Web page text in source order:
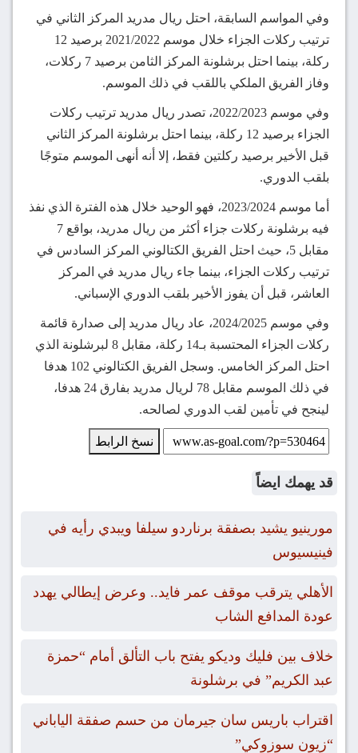
وفي المواسم السابقة، احتل ريال مدريد المركز الثاني في
ترتيب ركلات الجزاء خلال موسم 2021/2022 برصيد 12
ركلة، بينما احتل برشلونة المركز الثامن برصيد 7 ركلات،
وفاز الفريق الملكي باللقب في ذلك الموسم.
وفي موسم 2022/2023، تصدر ريال مدريد ترتيب ركلات
الجزاء برصيد 12 ركلة، بينما احتل برشلونة المركز الثاني
قبل الأخير برصيد ركلتين فقط، إلا أنه أنهى الموسم متوجًا
بلقب الدوري.
أما موسم 2023/2024، فهو الوحيد خلال هذه الفترة الذي نفذ
فيه برشلونة ركلات جزاء أكثر من ريال مدريد، بواقع 7
مقابل 5، حيث احتل الفريق الكتالوني المركز السادس في
ترتيب ركلات الجزاء، بينما جاء ريال مدريد في المركز
العاشر، قبل أن يفوز الأخير بلقب الدوري الإسباني.
وفي موسم 2024/2025، عاد ريال مدريد إلى صدارة قائمة
ركلات الجزاء المحتسبة بـ14 ركلة، مقابل 8 لبرشلونة الذي
احتل المركز الخامس. وسجل الفريق الكتالوني 102 هدفا
في ذلك الموسم مقابل 78 لريال مدريد بفارق 24 هدفا،
لينجح في تأمين لقب الدوري لصالحه.
نسخ الرابط
قد يهمك ايضاً
مورينيو يشيد بصفقة برناردو سيلفا ويبدي رأيه في
فينيسيوس
الأهلي يترقب موقف عمر فايد.. وعرض إيطالي يهدد
عودة المدافع الشاب
خلاف بين فليك وديكو يفتح باب التألق أمام “حمزة
عبد الكريم” في برشلونة
اقتراب باريس سان جيرمان من حسم صفقة الياباني
“زيون سوزوكي”